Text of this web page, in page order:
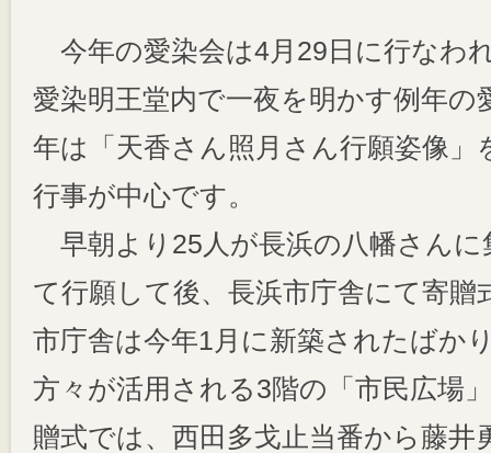
今年の愛染会は4月29日に行なわ
愛染明王堂内で一夜を明かす例年の
年は「天香さん照月さん行願姿像」
行事が中心です。
早朝より25人が長浜の八幡さんに
て行願して後、長浜市庁舎にて寄贈
市庁舎は今年1月に新築されたばか
方々が活用される3階の「市民広場
贈式では、西田多戈止当番から藤井